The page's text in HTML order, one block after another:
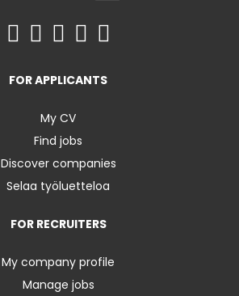
FOR APPLICANTS
My CV
Find jobs
Discover companies
Selaa työluetteloa
FOR RECRUITERS
My company profile
Manage jobs